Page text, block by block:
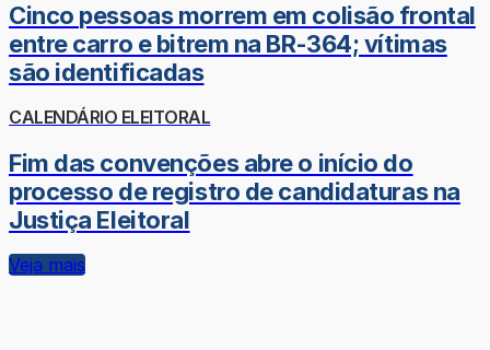
Cinco pessoas morrem em colisão frontal
entre carro e bitrem na BR-364; vítimas
são identificadas
CALENDÁRIO ELEITORAL
Fim das convenções abre o início do
processo de registro de candidaturas na
Justiça Eleitoral
Veja mais